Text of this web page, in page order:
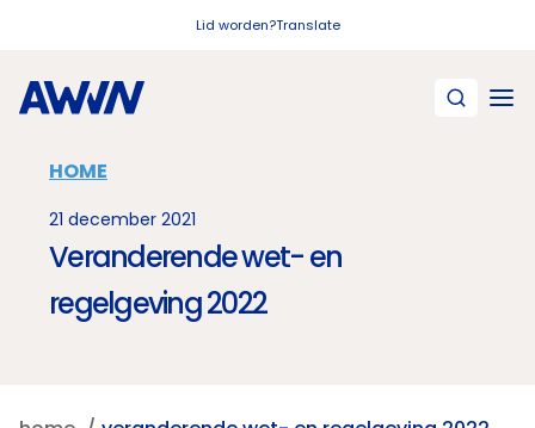
Lid worden?Translate
HOME
21 december 2021
Veranderende wet- en
regelgeving 2022